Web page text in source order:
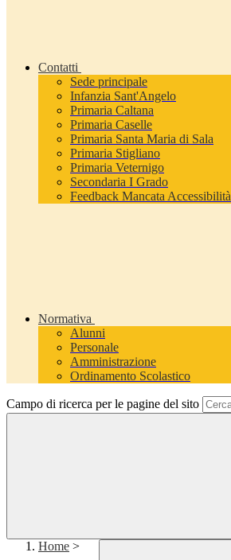
Contatti
Sede principale
Infanzia Sant'Angelo
Primaria Caltana
Primaria Caselle
Primaria Santa Maria di Sala
Primaria Stigliano
Primaria Veternigo
Secondaria I Grado
Feedback Mancata Accessibilità
Normativa
Alunni
Personale
Amministrazione
Ordinamento Scolastico
Campo di ricerca per le pagine del sito
Home >